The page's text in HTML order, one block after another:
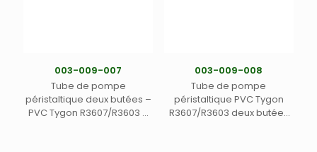
003-009-007
Tube de pompe
péristaltique deux butées –
PVC Tygon R3607/R3603 –
003-009-008
Tube de pompe
péristaltique PVC Tygon
R3607/R3603 deux butées